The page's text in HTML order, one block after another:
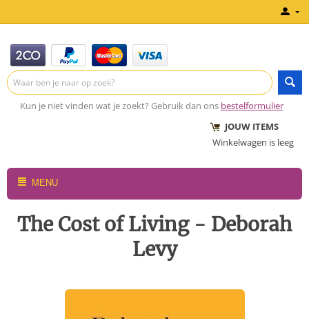
Kun je niet vinden wat je zoekt? Gebruik dan ons bestelformulier
JOUW ITEMS
Winkelwagen is leeg
MENU
The Cost of Living - Deborah
Levy